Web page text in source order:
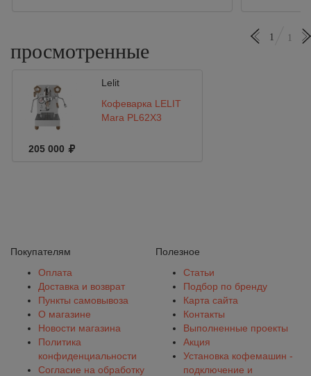
просмотренные
1 1
Lelit
Кофеварка LELIT
Mara PL62X3
205 000
Покупателям
Оплата
Доставка и возврат
Пункты самовывоза
О магазине
Новости магазина
Политика
конфиденциальности
Согласие на обработку
Полезное
Статьи
Подбор по бренду
Карта сайта
Контакты
Выполненные проекты
Акция
Установка кофемашин -
подключение и